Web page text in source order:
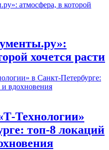
хочется расти
Технологии»
топ-8 локаций